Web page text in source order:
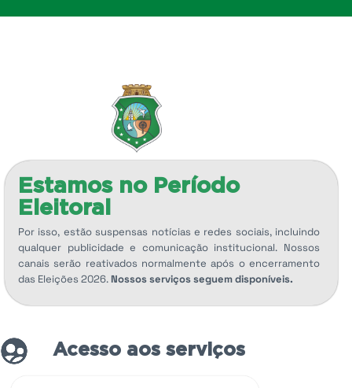
Estamos no Período
Eleitoral
Por isso, estão suspensas notícias e redes sociais, incluindo
qualquer publicidade e comunicação institucional. Nossos
canais serão reativados normalmente após o encerramento
das Eleições 2026. Nossos serviços seguem disponíveis.
Acesso aos serviços